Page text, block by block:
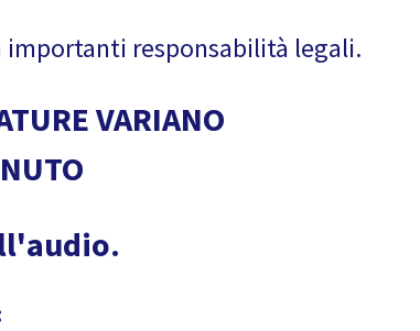
importanti responsabilità legali.
VARIANO